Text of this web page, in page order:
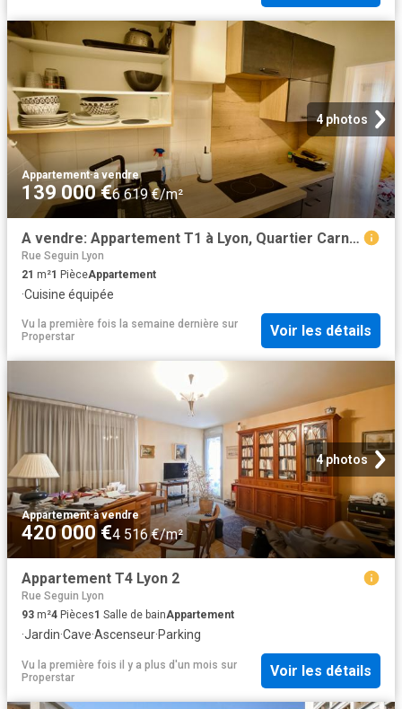
4 photos
Appartement·à vendre
139 000 €6 619 €/m²
A vendre: Appartement T1 à Lyon, Quartier Carnot
Rue Seguin Lyon
21 m²1 PièceAppartement
·Cuisine équipée
Vu la première fois la semaine dernière sur
Properstar
Voir les détails
4 photos
Appartement·à vendre
420 000 €4 516 €/m²
Appartement T4 Lyon 2
Rue Seguin Lyon
93 m²4 Pièces1 Salle de bainAppartement
·Jardin·Cave·Ascenseur·Parking
Vu la première fois il y a plus d'un mois sur
Properstar
Voir les détails